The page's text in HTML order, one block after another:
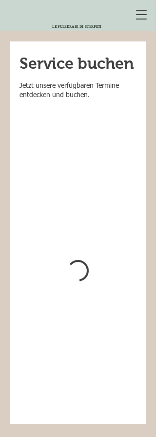
LE PULEDRAIE DI STERPETI
Service buchen
Jetzt unsere verfügbaren Termine
entdecken und buchen.